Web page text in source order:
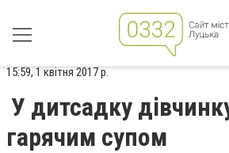
15:59, 1 квітня 2017 р.
У дитсадку
гарячим супом